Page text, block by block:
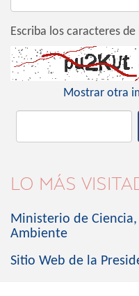
Escriba los caracteres
Mostrar otra
LO MÁS
Ministerio de
Ambiente
Sitio Web de la